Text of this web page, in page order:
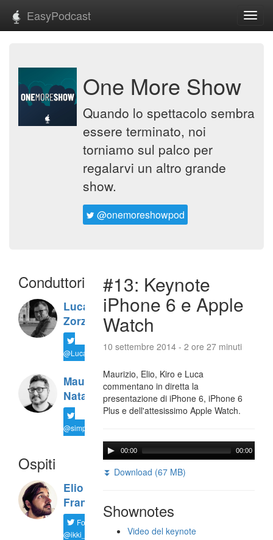
EasyPodcast
One More Show
Quando lo spettacolo sembra
essere terminato, noi
torniamo sul palco per
regalarvi un altro grande
show.
@onemoreshowpod
Conduttori
Luca
Zorzi
@LucaTNT
Maurizio
Natali
@simplemal
Ospiti
Elio
Franco
Follow
@ikki_83
#13: Keynote
iPhone 6 e Apple
Watch
10 settembre 2014 - 2 ore 27 minuti
Maurizio, Elio, Kiro e Luca
commentano in diretta la
presentazione di iPhone 6, iPhone 6
Plus e dell'attesissimo Apple Watch.
00:00 00:00
⏬ Download (67 MB)
Shownotes
Video del keynote